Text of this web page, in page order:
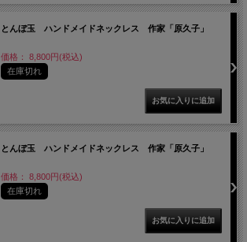
とんぼ玉 ハンドメイドネックレス 作家「原久子」
価格： 8,800円(税込)
在庫切れ
とんぼ玉 ハンドメイドネックレス 作家「原久子」
価格： 8,800円(税込)
在庫切れ